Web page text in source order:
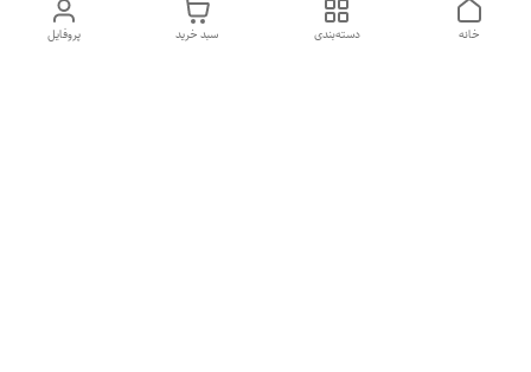
پروفایل سبد خرید دسته‌بندی خانه